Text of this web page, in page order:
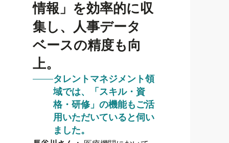
情報」を効率的に収
集し、人事データ
ベースの精度も向
上。
タレントマネジメント領
域では、「スキル・資
格・研修」の機能もご活
用いただいていると伺い
ました。